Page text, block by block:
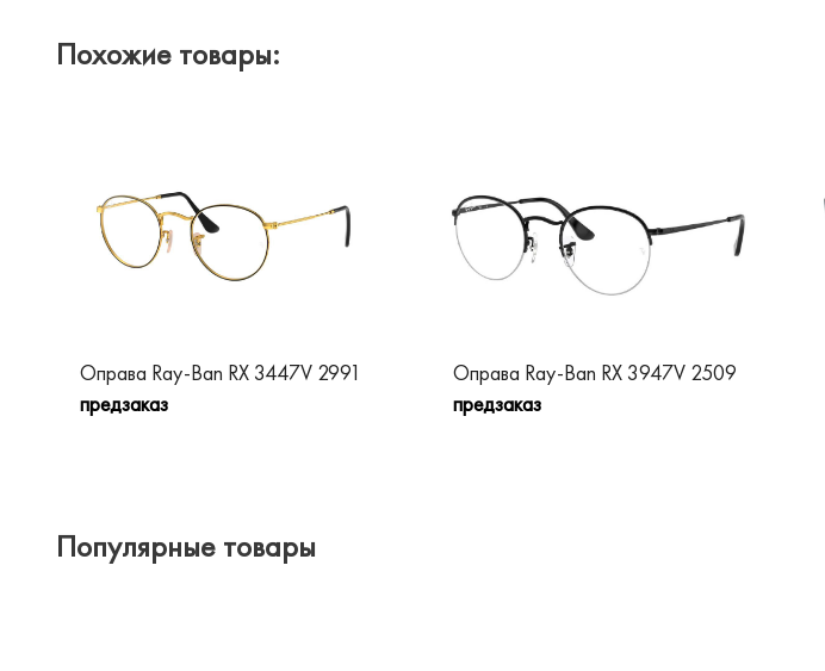
Похожие товары:
Оправа Ray-Ban RX 3447V 2991
предзаказ
Оправа Ray-Ban RX 3947V 2509
предзаказ
Популярные товары